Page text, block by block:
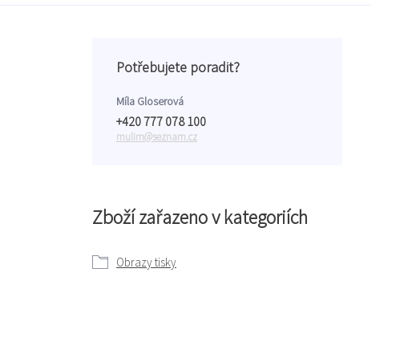
Zboží zařazeno v kategoriích
Obrazy tisky
Potřebujete poradit?
Míla Gloserová
+420 777 078 100
mulim@seznam.cz